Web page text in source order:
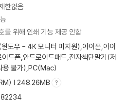
한없음
를 위해 인쇄 기능 제공 안함
도우 - 4K 모니터 미지원),아이폰,아이
드폰,안드로이드패드,전자책단말기(저
용 불가),PC(Mac)
| 248.26MB